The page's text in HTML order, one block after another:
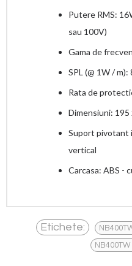
Putere RMS:
sau 100V)
Gama de
SPL (@ 1W / m):
Rata de
Dimensiuni: 195
Suport pivotant
vertical
Carcasa: ABS -
Etichete: